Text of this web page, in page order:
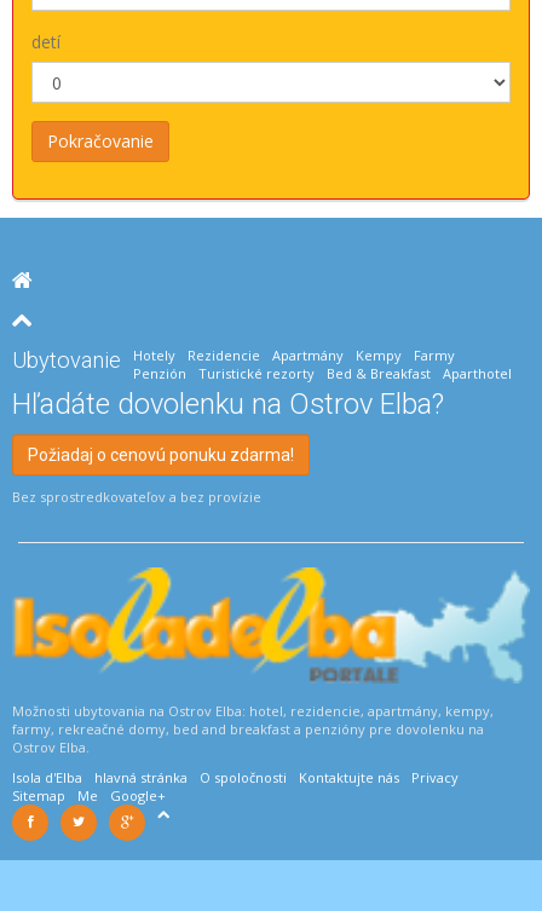
detí
Ubytovanie Hotely Rezidencie Apartmány Kempy
Farmy
Penzión
Turistické rezorty Bed & Breakfast Aparthotel
Hľadáte dovolenku na Ostrov Elba?
Požiadaj o cenovú ponuku zdarma!
Bez sprostredkovateľov a bez provízie
Možnosti ubytovania na Ostrov Elba: hotel, rezidencie, apartmány, kempy,
farmy, rekreačné domy, bed and breakfast a penzióny pre dovolenku na
Ostrov Elba.
Isola d'Elba
hlavná stránka O spoločnosti Kontaktujte nás
Privacy
Sitemap
Me Google+